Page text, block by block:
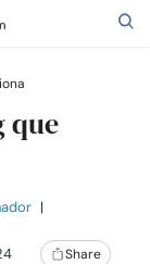
que
|
Share